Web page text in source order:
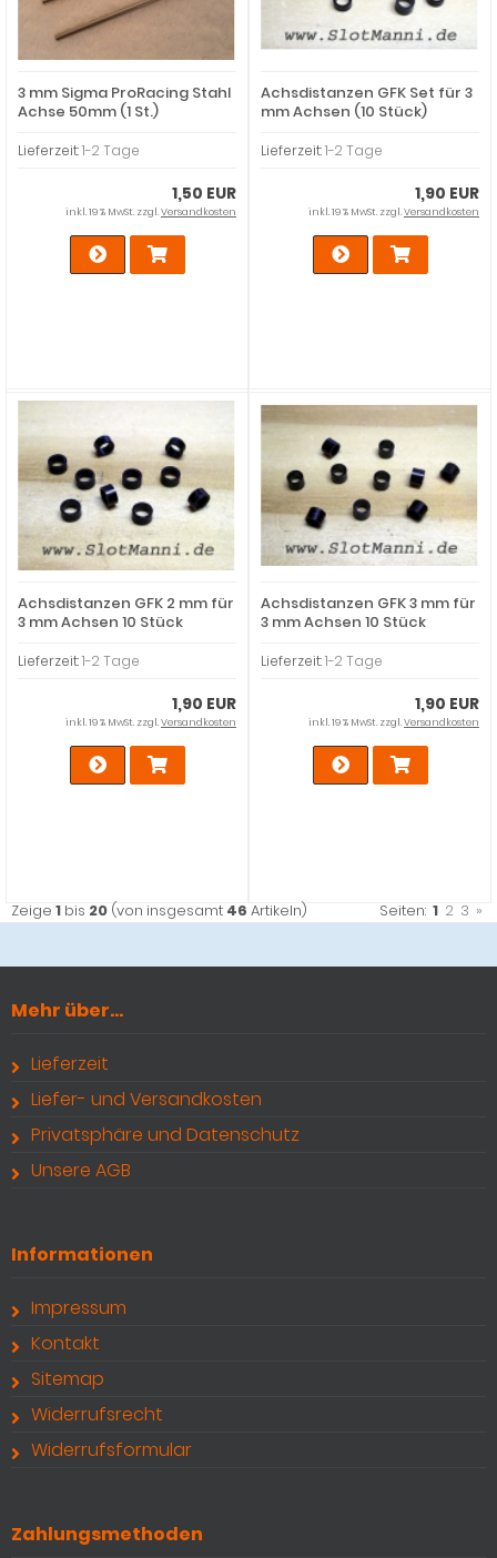
3 mm Sigma ProRacing Stahl
Achse 50mm (1 St.)
Lieferzeit:1-2 Tage
1,50 EUR
inkl. 19 % MwSt. zzgl.Versandkosten
Achsdistanzen GFK Set für 3
mm Achsen (10 Stück)
Lieferzeit:1-2 Tage
1,90 EUR
inkl. 19 % MwSt. zzgl.Versandkosten
Achsdistanzen GFK 2 mm für
3 mm Achsen 10 Stück
Lieferzeit:1-2 Tage
1,90 EUR
inkl. 19 % MwSt. zzgl.Versandkosten
Achsdistanzen GFK 3 mm für
3 mm Achsen 10 Stück
Lieferzeit:1-2 Tage
1,90 EUR
inkl. 19 % MwSt. zzgl.Versandkosten
Zeige 1 bis 20 (von insgesamt 46 Artikeln) Seiten: 1 2 3 »
Mehr über...
Lieferzeit
Liefer- und Versandkosten
Privatsphäre und Datenschutz
Unsere AGB
Informationen
Impressum
Kontakt
Sitemap
Widerrufsrecht
Widerrufsformular
Zahlungsmethoden